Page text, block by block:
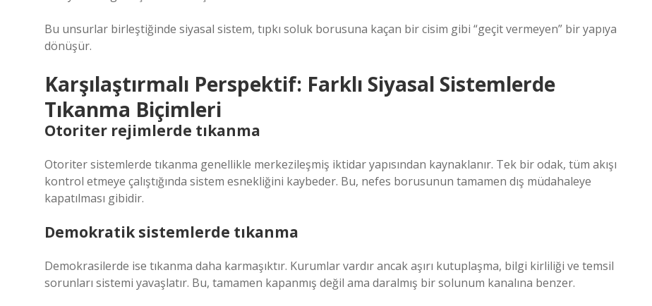
Bu unsurlar birleştiğinde siyasal sistem, tıpkı soluk borusuna kaçan bir cisim gibi “geçit vermeyen” bir yapıya
dönüşür.
Karşılaştırmalı Perspektif: Farklı Siyasal Sistemlerde
Tıkanma Biçimleri
Otoriter rejimlerde tıkanma
Otoriter sistemlerde tıkanma genellikle merkezileşmiş iktidar yapısından kaynaklanır. Tek bir odak, tüm akışı
kontrol etmeye çalıştığında sistem esnekliğini kaybeder. Bu, nefes borusunun tamamen dış müdahaleye
kapatılması gibidir.
Demokratik sistemlerde tıkanma
Demokrasilerde ise tıkanma daha karmaşıktır. Kurumlar vardır ancak aşırı kutuplaşma, bilgi kirliliği ve temsil
sorunları sistemi yavaşlatır. Bu, tamamen kapanmış değil ama daralmış bir solunum kanalına benzer.